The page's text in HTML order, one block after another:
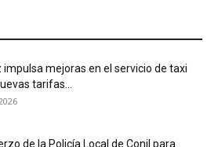
impulsa mejoras en el servicio de taxi
tarifas...
de la Policía Local de Conil para